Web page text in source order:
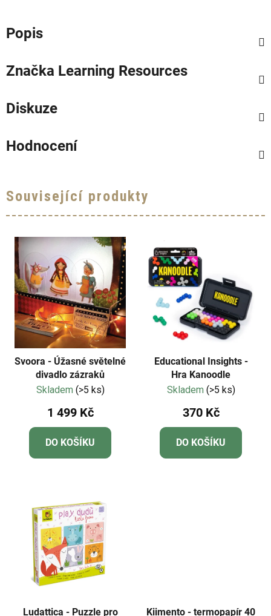
Popis
Značka Learning Resources
Diskuze
Hodnocení
Související produkty
Svoora - Úžasné světelné
divadlo zázraků
Skladem (>5 ks)
1 499 Kč
DO KOŠÍKU
Educational Insights -
Hra Kanoodle
Skladem (>5 ks)
370 Kč
DO KOŠÍKU
Ludattica - Puzzle pro Kiimento - termopapír 40